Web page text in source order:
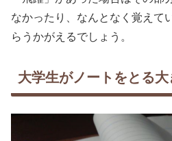
なかったり、なんとなく覚えて
らうかがえるでしょう。
大学生がノートをとる大